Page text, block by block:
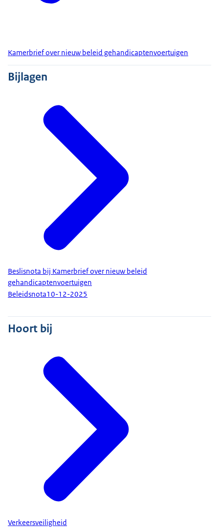
Kamerbrief over nieuw beleid gehandicaptenvoertuigen
Bijlagen
Beslisnota bij Kamerbrief over nieuw beleid
gehandicaptenvoertuigen
Beleidsnota10-12-2025
Hoort bij
Verkeersveiligheid